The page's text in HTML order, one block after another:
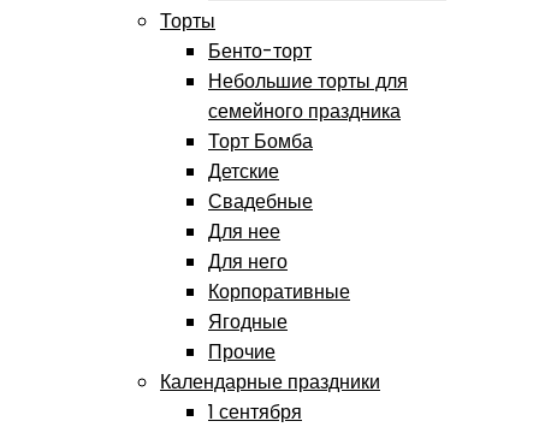
Торты
Бенто-торт
Небольшие торты для
семейного праздника
Торт Бомба
Детские
Свадебные
Для нее
Для него
Корпоративные
Ягодные
Прочие
Календарные праздники
1 сентября